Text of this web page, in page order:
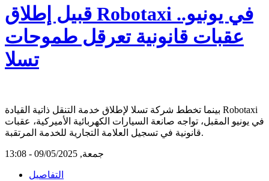
قبيل إطلاق Robotaxi في يونيو..
عقبات قانونية تعرقل طموحات
تسلا
بينما تخطط شركة تسلا لإطلاق خدمة التنقل ذاتية القيادة Robotaxi
في يونيو المقبل، تواجه صانعة السيارات الكهربائية الأميركية، عقبات
قانونية في تسجيل العلامة التجارية للخدمة المرتقبة.
جمعة, 09/05/2025 - 13:08
التفاصيل